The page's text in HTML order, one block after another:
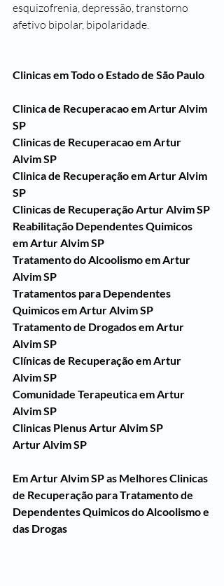
esquizofrenia, depressão, transtorno
afetivo bipolar, bipolaridade.
Clinicas em Todo o Estado de São Paulo
Clinica de Recuperacao em Artur Alvim
SP
Clinicas de Recuperacao em Artur
Alvim SP
Clinica de Recuperação em Artur Alvim
SP
Clinicas de Recuperação Artur Alvim SP
Reabilitação Dependentes Quimicos
em Artur Alvim SP
Tratamento do Alcoolismo em Artur
Alvim SP
Tratamentos para Dependentes
Quimicos em Artur Alvim SP
Tratamento de Drogados em Artur
Alvim SP
Clínicas de Recuperação em Artur
Alvim SP
Comunidade Terapeutica em Artur
Alvim SP
Clinicas Plenus Artur Alvim SP
Artur Alvim SP
Em Artur Alvim SP as Melhores Clinicas
de Recuperação para Tratamento de
Dependentes Quimicos do Alcoolismo e
das Drogas